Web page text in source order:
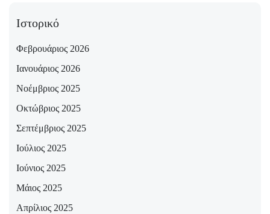
Ιστορικό
Φεβρουάριος 2026
Ιανουάριος 2026
Νοέμβριος 2025
Οκτώβριος 2025
Σεπτέμβριος 2025
Ιούλιος 2025
Ιούνιος 2025
Μάιος 2025
Απρίλιος 2025